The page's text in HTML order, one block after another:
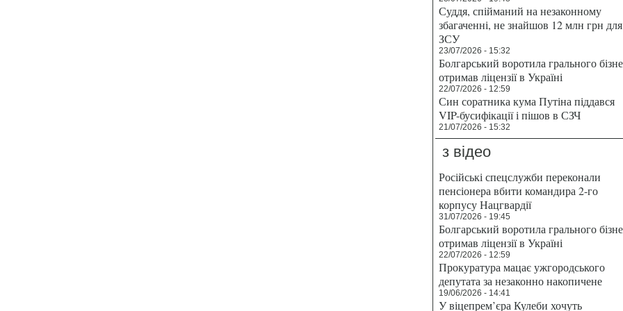
Суддя, спійманий на незаконному
збагаченні, не знайшов 12 млн грн для
ЗСУ
23/07/2026 - 15:32
Болгарський воротила грального
отримав ліцензії в Україні
22/07/2026 - 12:59
Син соратника кума Путіна піддався
VIP-бусифікації і пішов в СЗЧ
21/07/2026 - 15:32
з відео
Російські спецслужби переконали
пенсіонера вбити командира 2-го
корпусу Нацгвардії
31/07/2026 - 19:45
Болгарський воротила грального
отримав ліцензії в Україні
22/07/2026 - 12:59
Прокуратура мацає ужгородського
депутата за незаконно накопичене
19/06/2026 - 14:41
У віцепрем’єра Кулеби хочуть